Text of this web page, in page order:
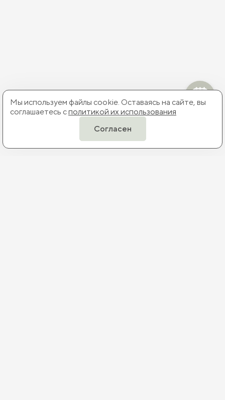
Мы используем файлы cookie. Оставаясь на сайте, вы
соглашаетесь сполитикой их использования
Согласен